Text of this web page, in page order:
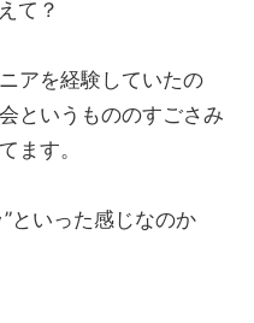
て？
アを経験していたの
というもののすごさみ
ます。
といった感じなのか